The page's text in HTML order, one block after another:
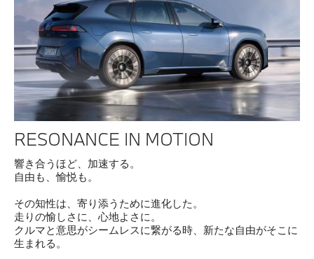
RESONANCE IN MOTION
響き合うほど、加速する。
自由も、愉悦も。
その知性は、寄り添うために進化した。
走りの愉しさに、心地よさに。
クルマと意思がシームレスに繋がる時、新たな自由がそこに
生まれる。